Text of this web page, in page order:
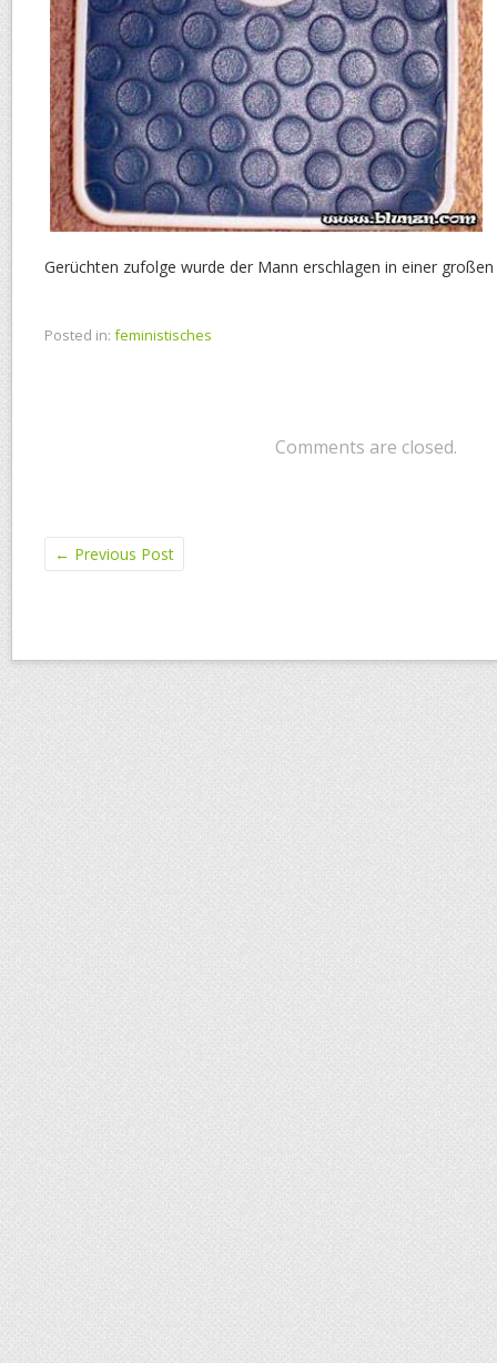
Gerüchten zufolge wurde der Mann erschlagen in einer
Posted in: feministisches
Comments are closed.
← Previous Post